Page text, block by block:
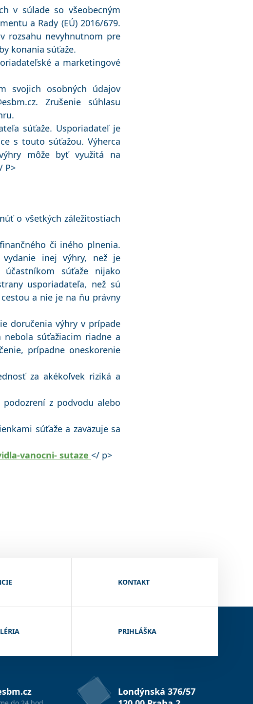
v súlade so všeobecným
a Rady (EÚ) 2016/679.
rozsahu nevyhnutnom pre
konania súťaže.
a marketingové
svojich osobných údajov
Zrušenie súhlasu
súťaže. Usporiadateľ je
s touto súťažou. Výherca
môže byť využitá na
P>
o všetkých záležitostiach
či iného plnenia.
inej výhry, než je
súťaže nijako
usporiadateľa, než sú
a nie je na ňu právny
doručenia výhry v prípade
súťažiacim riadne a
prípadne oneskorenie
za akékoľvek riziká a
z podvodu alebo
súťaže a zaväzuje sa
vanocni- sutaze </ p>
KONTAKT
PRIHLÁŠKA
Londýnská 376/57